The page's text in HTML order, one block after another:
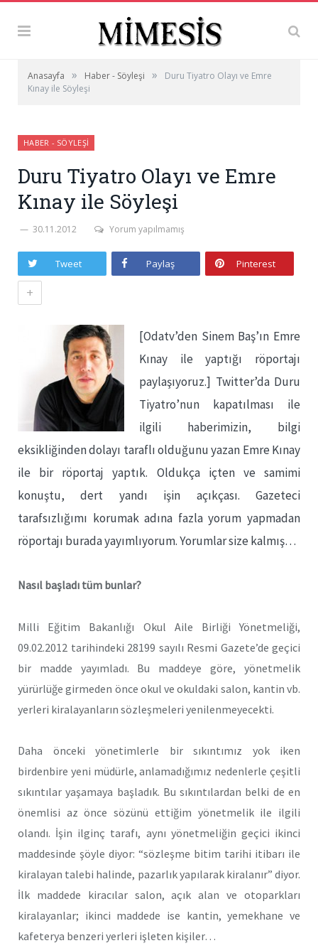
Anasayfa » Haber - Söyleşi »
Duru Tiyatro Olayı ve Emre
Kınay ile Söyleşi
HABER - SÖYLEŞI
Duru Tiyatro Olayı ve Emre
Kınay ile Söyleşi
30.11.2012 Yorum yapılmamış
Tweet Paylaş Pinterest
+
[Odatv’den Sinem Baş’ın Emre
Kınay ile yaptığı röportajı
paylaşıyoruz.] Twitter’da Duru
Tiyatro’nun kapatılması ile
ilgili haberimizin, bilgi
eksikliğinden dolayı taraflı olduğunu yazan Emre Kınay
ile bir röportaj yaptık. Oldukça içten ve samimi
konuştu, dert yandı işin açıkçası. Gazeteci
tarafsızlığımı korumak adına fazla yorum yapmadan
röportajı burada yayımlıyorum. Yorumlar size kalmış…
Nasıl başladı tüm bunlar?
Milli Eğitim Bakanlığı Okul Aile Birliği Yönetmeliği,
09.02.2012 tarihindeki 28199 sayılı Resmi Gazete’de geçici
bir madde yayımladı. Bu maddeye göre, yönetmelik
yürürlüğe girmeden önce okul ve okuldaki salon, kantin vb.
yerleri kiralayanların sözleşmeleri yenilenmeyecekti.
Daha önceki yönetimlerle bir sıkıntımız yok iken
birdenbire yeni müdürle, anlamadığımız nedenlerle çeşitli
sıkıntılar yaşamaya başladık. Bu sıkıntılardan belki de en
önemlisi az önce sözünü ettiğim yönetmelik ile ilgili
olandı. İşin ilginç tarafı, aynı yönetmeliğin geçici ikinci
maddesinde şöyle diyor: “sözleşme bitim tarihi itibarı ile
kiralayan talebi halinde, pazarlık yapılarak kiralanır” diyor.
İlk maddede kiracılar salon, açık alan ve otoparkları
kiralayanlar; ikinci maddede ise kantin, yemekhane ve
kafeterya benzeri yerleri işleten kişiler…